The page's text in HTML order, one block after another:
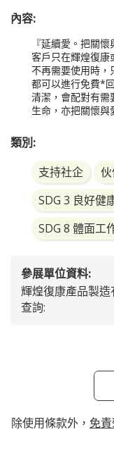
內容:
『延續愛。把關懷
客戶只在輝煌復康
不再需要使用時，
都可以進行免費*
清潔，會配對有需
生命，亦把關懷與
類別:
支持社企
SDG 3 良好健
SDG 8 體面工
參展單位資料:
輝煌復康產品製造
查詢:
除使用條款外， 免